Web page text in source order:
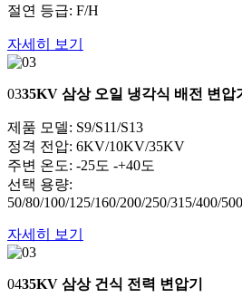
절연 등급: F/H
자세히 보기
0335KV 삼상 오일 냉각식 배전 변압
제품 모델: S9/S11/S13
정격 전압: 6KV/10KV/35KV
주변 온도: -25도 -+40도
선택 용량:
50/80/100/125/160/200/250/315/400/
자세히 보기
0435KV 삼상 건식 전력 변압기